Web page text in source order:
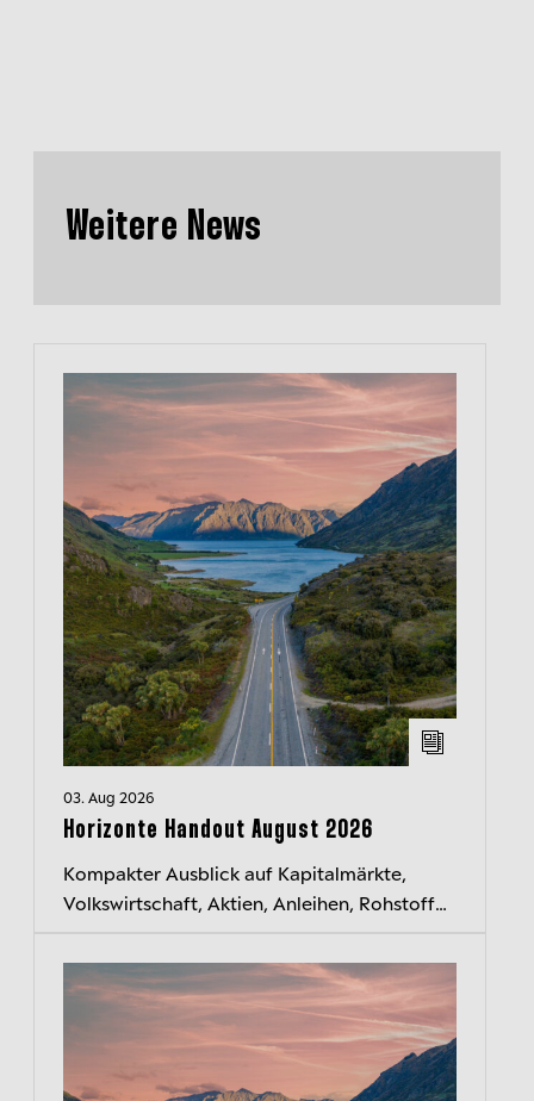
Weitere News
03. Aug 2026
Horizonte Handout August 2026
Kompakter Ausblick auf Kapitalmärkte,
Volkswirtschaft, Aktien, Anleihen, Rohstoffe